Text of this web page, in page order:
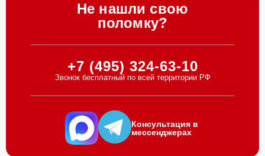
Не нашли свою
поломку?
+7 (495) 324-63-10
Звонок бесплатный по всей территории РФ
Консультация в
мессенджерах